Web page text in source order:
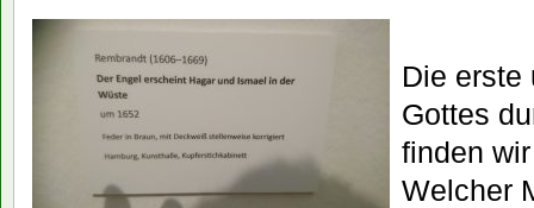
Die erste
Gottes
finden
Welcher